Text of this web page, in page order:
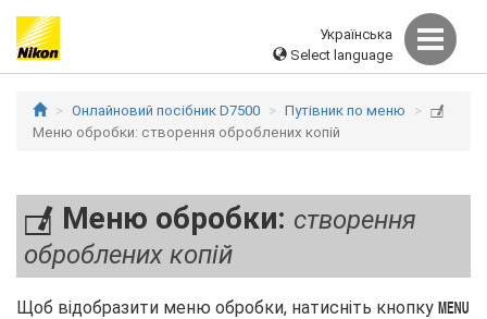
Українська
Select language
Онлайновий посібник D7500 Путівник по меню N
Меню обробки: створення оброблених копій
N Меню обробки: створення
оброблених копій
Щоб відобразити меню обробки, натисніть кнопку G